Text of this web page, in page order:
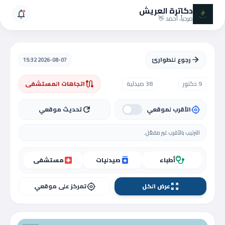
دكاترة العريش
مرحباً، أحمد 👋 notifications
arrow_forwardرجوع للطوارئ 2026-08-07 15:32
9 دكتور 38 صيدلية routeاتجاهات المستشفى
my_locationالأقرب لموقعي refreshتحديث موقعي
الترتيب بالأقرب غير مفعّل.
stethoscopeأطباء medicationصيدليات local_hospitalمستشفى
zoom_out_mapعرض الكل my_locationتمركز على موقعي